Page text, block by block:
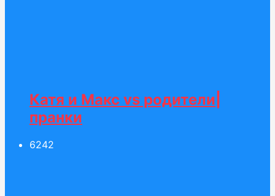
Катя и Макс vs родители|
пранки
6242